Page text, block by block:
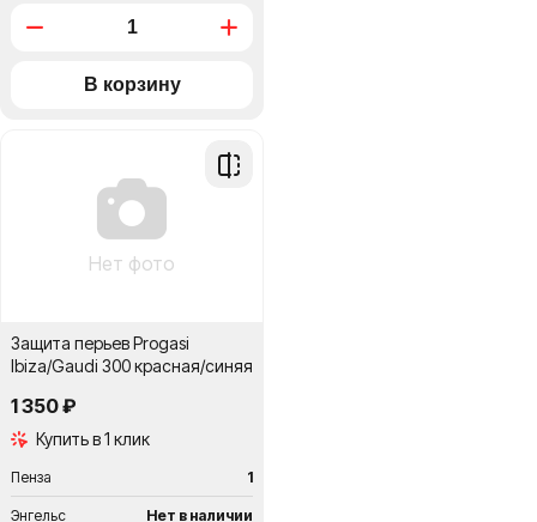
Добавить
Нет фото
Защита перьев Progasi
Ibiza/Gaudi 300 красная/синяя
1 350 ₽
Купить в 1 клик
Пенза 1
Энгельс Нет в наличии